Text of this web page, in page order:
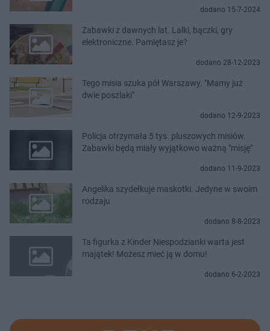
dodano 15-7-2024
Zabawki z dawnych lat. Lalki, bączki, gry
elektroniczne. Pamiętasz je?
dodano 28-12-2023
Tego misia szuka pół Warszawy. "Mamy już
dwie poszlaki"
dodano 12-9-2023
Policja otrzymała 5 tys. pluszowych misiów.
Zabawki będą miały wyjątkowo ważną "misję"
dodano 11-9-2023
Angelika szydełkuje maskotki. Jedyne w swoim
rodzaju
dodano 8-8-2023
Ta figurka z Kinder Niespodzianki warta jest
majątek! Możesz mieć ją w domu!
dodano 6-2-2023